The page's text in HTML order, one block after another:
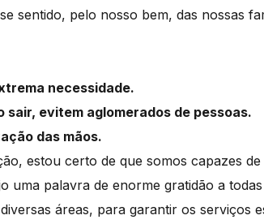
sentido, pelo nosso bem, das nossas
necessidade.
sair, evitem aglomerados de pessoas.
das mãos.
estou certo de que somos capazes
uma palavra de enorme gratidão a
áreas, para garantir os serviços